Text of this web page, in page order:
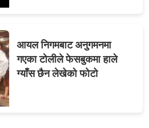
आयल निगमबाट अनुगमनमा
गएका टोलीले फेसबुकमा हाले
ग्याँस छैन लेखेको फोटो